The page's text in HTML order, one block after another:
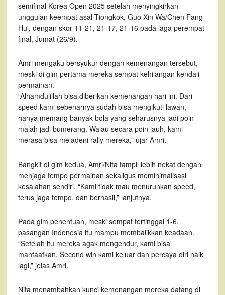
semifinal Korea Open 2025 setelah menyingkirkan
unggulan keempat asal Tiongkok, Guo Xin Wa/Chen Fang
Hui, dengan skor 11-21, 21-17, 21-16 pada laga perempat
final, Jumat (26/9).
Amri mengaku bersyukur dengan kemenangan tersebut,
meski di gim pertama mereka sempat kehilangan kendali
permainan.
“Alhamdulillah bisa diberikan kemenangan hari ini. Dari
speed kami sebenarnya sudah bisa mengikuti lawan,
hanya memang banyak bola yang seharusnya jadi poin
malah jadi bumerang. Walau secara poin jauh, kami
merasa bisa meladeni rally mereka,” ujar Amri.
Bangkit di gim kedua, Amri/Nita tampil lebih nekat dengan
menjaga tempo permainan sekaligus meminimalisasi
kesalahan sendiri. “Kami tidak mau menurunkan speed,
terus jaga tempo, dan berhasil,” lanjutnya.
Pada gim penentuan, meski sempat tertinggal 1-6,
pasangan Indonesia itu mampu membalikkan keadaan.
“Setelah itu mereka agak mengendur, kami bisa
manfaatkan. Second win kami keluar dan percaya diri naik
lagi,” jelas Amri.
Nita menambahkan kunci kemenangan mereka datang di